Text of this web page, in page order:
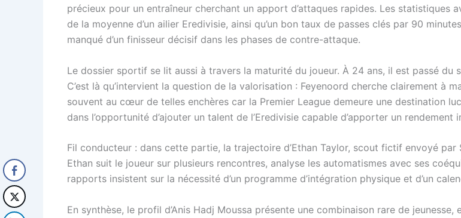
précieux pour un entraîneur cherchant un apport d’attaques rapides. Les statistiques
de la moyenne d’un ailier Eredivisie, ainsi qu’un bon taux de passes clés par 90
manqué d’un finisseur décisif dans les phases de contre-attaque.
Le dossier sportif se lit aussi à travers la maturité du joueur. À 24 ans, il est passé du
C’est là qu’intervient la question de la valorisation : Feyenoord cherche clairement à
souvent au cœur de telles enchères car la Premier League demeure une destination
dans l’opportunité d’ajouter un talent de l’Eredivisie capable d’apporter un
Fil conducteur : dans cette partie, la trajectoire d’Ethan Taylor, scout fictif envoyé
Ethan suit le joueur sur plusieurs rencontres, analyse les automatismes avec ses
rapports insistent sur la nécessité d’un programme d’intégration physique et d’un
En synthèse, le profil d’Anis Hadj Moussa présente une combinaison rare de